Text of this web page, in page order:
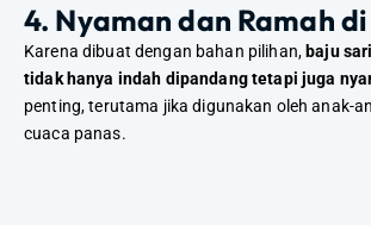
4. Nyaman dan Ramah
Karena dibuat dengan bahan pilihan, baju
tidak hanya indah dipandang tetapi juga
penting, terutama jika digunakan oleh anak-
cuaca panas.